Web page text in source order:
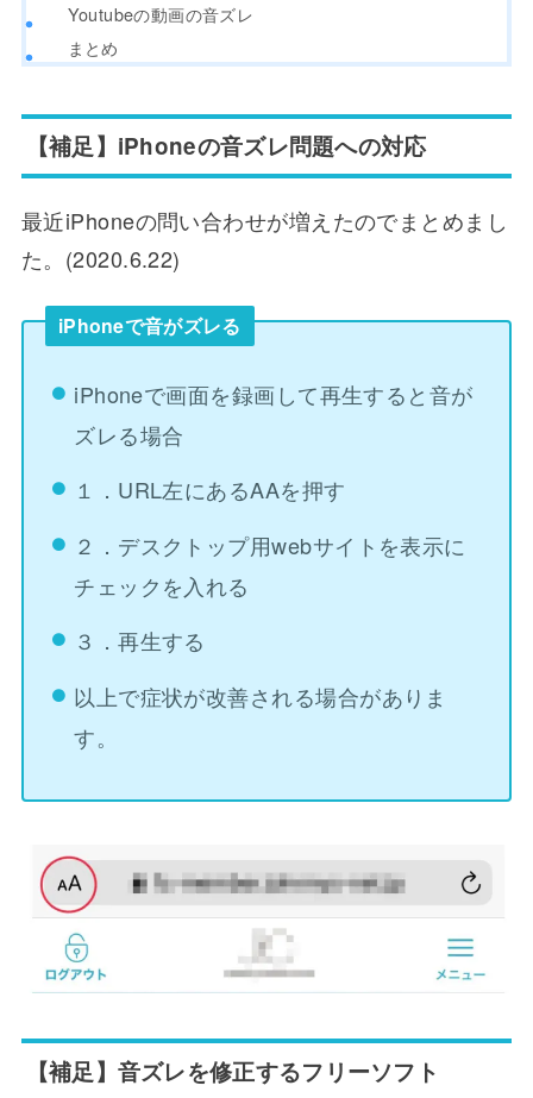
Youtubeの動画の音ズレ
まとめ
【補足】iPhoneの音ズレ問題への対応
最近iPhoneの問い合わせが増えたのでまとめまし
た。(2020.6.22)
iPhoneで音がズレる
iPhoneで画面を録画して再生すると音が
ズレる場合
１．URL左にあるAAを押す
２．デスクトップ用webサイトを表示に
チェックを入れる
３．再生する
以上で症状が改善される場合がありま
す。
【補足】音ズレを修正するフリーソフト